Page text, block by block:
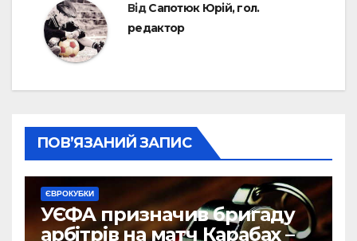
ВідСапотюк Юрій, гол.
редактор
ПОВ’ЯЗАНИЙ ЗАПИС
ЄВРОКУБКИ
УЄФА призначив бригаду
арбітрів на матч Карабах –